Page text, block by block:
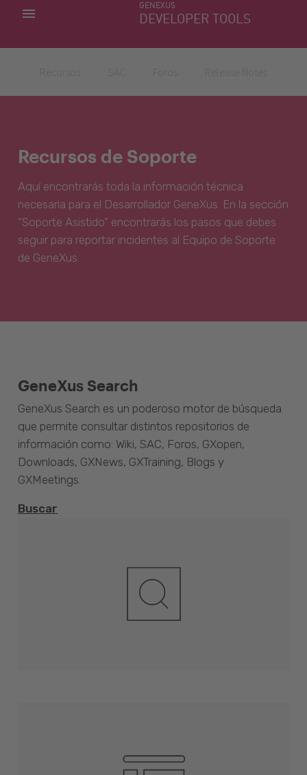
GENEXUS
DEVELOPER TOOLS
MIS APLICACIONES
Recursos de Soporte
Aquí encontrarás toda la información técnica
necesaria para el Desarrollador GeneXus. En la sección
“Soporte Asistido” encontrarás los pasos que debes
seguir para reportar incidentes al Equipo de Soporte
de GeneXus.
GeneXus Search
GeneXus Search es un poderoso motor de búsqueda
que permite consultar distintos repositorios de
información como: Wiki, SAC, Foros, GXopen,
Downloads, GXNews, GXTraining, Blogs y
GXMeetings.
Buscar